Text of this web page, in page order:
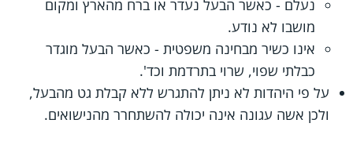
נעלם - כאשר הבעל נעדר או ברח מהארץ ומקום
מושבו לא נודע.
אינו כשיר מבחינה משפטית - כאשר הבעל מוגדר
כבלתי שפוי, שרוי בתרדמת וכד'.
על פי היהדות לא ניתן להתגרש ללא קבלת גט מהבעל,
ולכן אשה עגונה אינה יכולה להשתחרר מהנישואים.